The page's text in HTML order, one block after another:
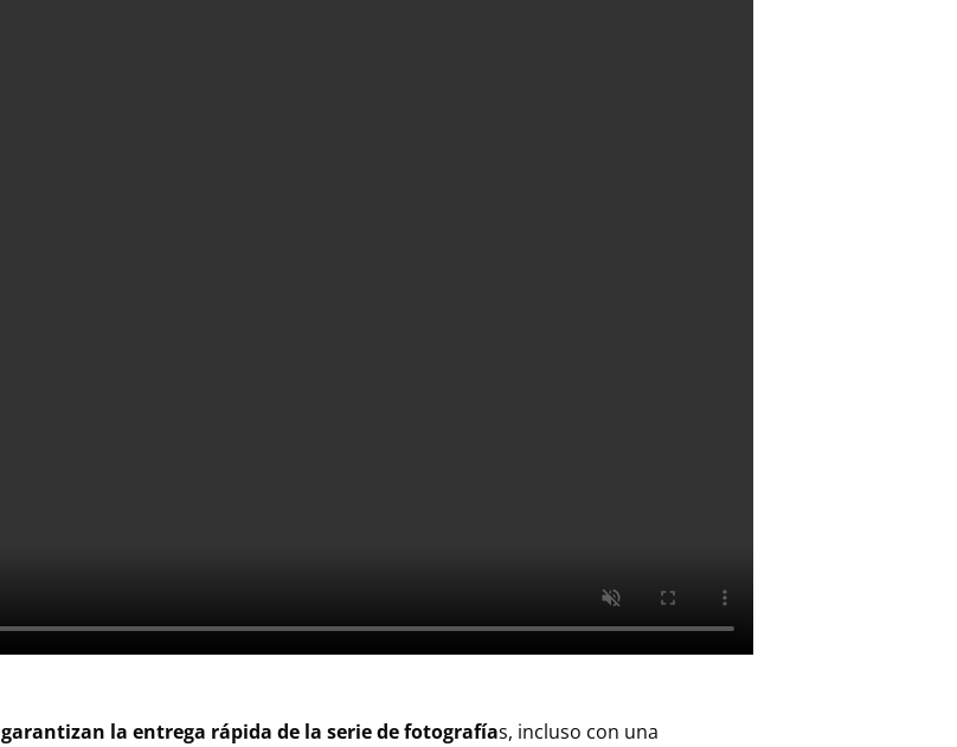
garantizan la entrega rápida de la serie de fotografías, incluso con una